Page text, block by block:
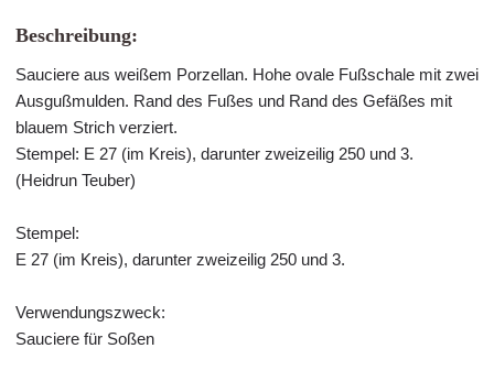
Beschreibung:
Sauciere aus weißem Porzellan. Hohe ovale Fußschale mit zwei
Ausgußmulden. Rand des Fußes und Rand des Gefäßes mit
blauem Strich verziert.
Stempel: E 27 (im Kreis), darunter zweizeilig 250 und 3.
(Heidrun Teuber)
Stempel:
E 27 (im Kreis), darunter zweizeilig 250 und 3.
Verwendungszweck:
Sauciere für Soßen